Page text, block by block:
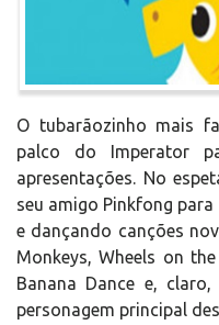
O tubarãozinho mais
palco do Imperator
apresentações. No
seu amigo Pinkfong
e dançando canções
Monkeys, Wheels on
Banana Dance e,
personagem principal